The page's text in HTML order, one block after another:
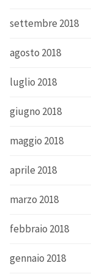
settembre 2018
agosto 2018
luglio 2018
giugno 2018
maggio 2018
aprile 2018
marzo 2018
febbraio 2018
gennaio 2018